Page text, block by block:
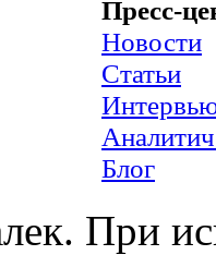
Пресс-
Новости
Статьи
Блог
При